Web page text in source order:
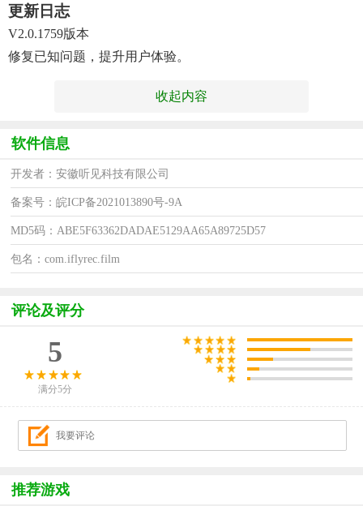
更新日志
V2.0.1759版本
修复已知问题，提升用户体验。
收起内容
软件信息
开发者：安徽听见科技有限公司
备案号：皖ICP备2021013890号-9A
MD5码：ABE5F63362DADAE5129AA65A89725D57
包名：com.iflyrec.film
评论及评分
5
满分5分
推荐游戏